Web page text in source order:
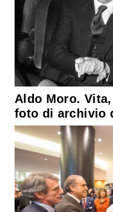
Aldo Moro.
foto di archivio